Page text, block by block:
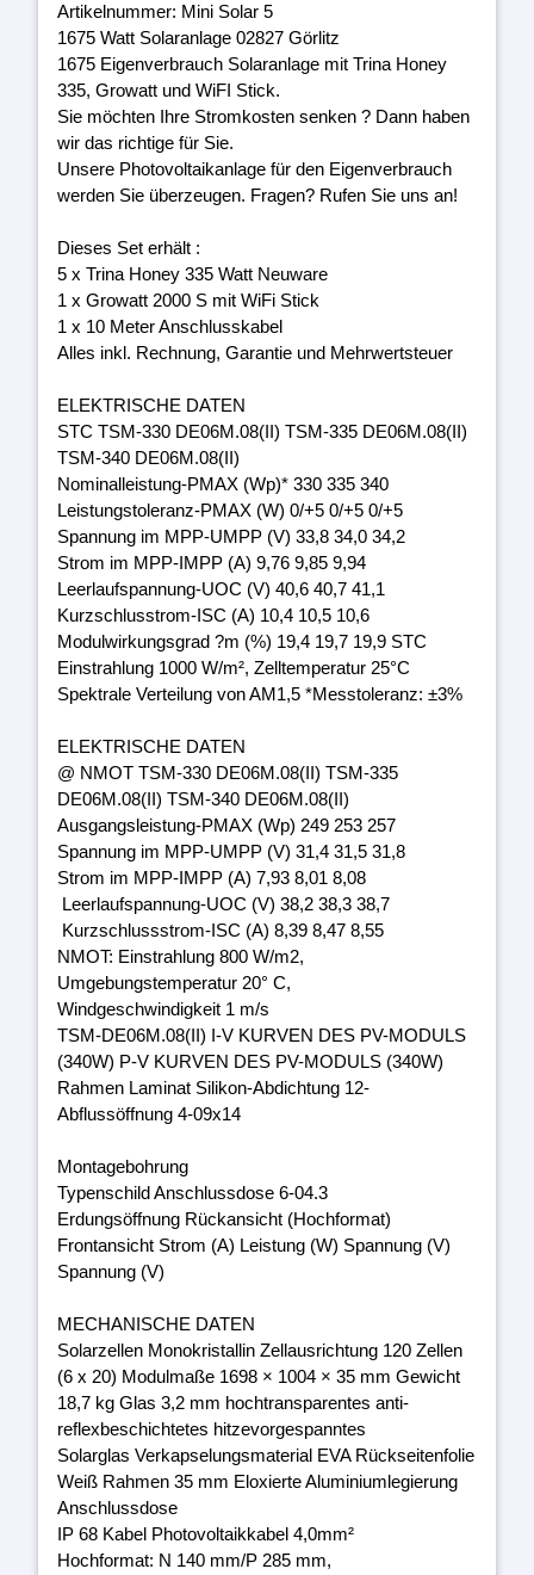
Artikelnummer: Mini Solar 5
1675 Watt Solaranlage 02827 Görlitz
1675 Eigenverbrauch Solaranlage mit Trina Honey
335, Growatt und WiFI Stick.
Sie möchten Ihre Stromkosten senken ? Dann haben
wir das richtige für Sie.
Unsere Photovoltaikanlage für den Eigenverbrauch
werden Sie überzeugen. Fragen? Rufen Sie uns an!
Dieses Set erhält :
5 x Trina Honey 335 Watt Neuware
1 x Growatt 2000 S mit WiFi Stick
1 x 10 Meter Anschlusskabel
Alles inkl. Rechnung, Garantie und Mehrwertsteuer
ELEKTRISCHE DATEN
STC TSM-330 DE06M.08(II) TSM-335 DE06M.08(II)
TSM-340 DE06M.08(II)
Nominalleistung-PMAX (Wp)* 330 335 340
Leistungstoleranz-PMAX (W) 0/+5 0/+5 0/+5
Spannung im MPP-UMPP (V) 33,8 34,0 34,2
Strom im MPP-IMPP (A) 9,76 9,85 9,94
Leerlaufspannung-UOC (V) 40,6 40,7 41,1
Kurzschlusstrom-ISC (A) 10,4 10,5 10,6
Modulwirkungsgrad ?m (%) 19,4 19,7 19,9 STC
Einstrahlung 1000 W/m², Zelltemperatur 25°C
Spektrale Verteilung von AM1,5 *Messtoleranz: ±3%
ELEKTRISCHE DATEN
@ NMOT TSM-330 DE06M.08(II) TSM-335
DE06M.08(II) TSM-340 DE06M.08(II)
Ausgangsleistung-PMAX (Wp) 249 253 257
Spannung im MPP-UMPP (V) 31,4 31,5 31,8
Strom im MPP-IMPP (A) 7,93 8,01 8,08
Leerlaufspannung-UOC (V) 38,2 38,3 38,7
Kurzschlussstrom-ISC (A) 8,39 8,47 8,55
NMOT: Einstrahlung 800 W/m2,
Umgebungstemperatur 20° C,
Windgeschwindigkeit 1 m/s
TSM-DE06M.08(II) I-V KURVEN DES PV-MODULS
(340W) P-V KURVEN DES PV-MODULS (340W)
Rahmen Laminat Silikon-Abdichtung 12-
Abflussöffnung 4-09x14
Montagebohrung
Typenschild Anschlussdose 6-04.3
Erdungsöffnung Rückansicht (Hochformat)
Frontansicht Strom (A) Leistung (W) Spannung (V)
Spannung (V)
MECHANISCHE DATEN
Solarzellen Monokristallin Zellausrichtung 120 Zellen
(6 x 20) Modulmaße 1698 × 1004 × 35 mm Gewicht
18,7 kg Glas 3,2 mm hochtransparentes anti-
reflexbeschichtetes hitzevorgespanntes
Solarglas Verkapselungsmaterial EVA Rückseitenfolie
Weiß Rahmen 35 mm Eloxierte Aluminiumlegierung
Anschlussdose
IP 68 Kabel Photovoltaikkabel 4,0mm²
Hochformat: N 140 mm/P 285 mm,